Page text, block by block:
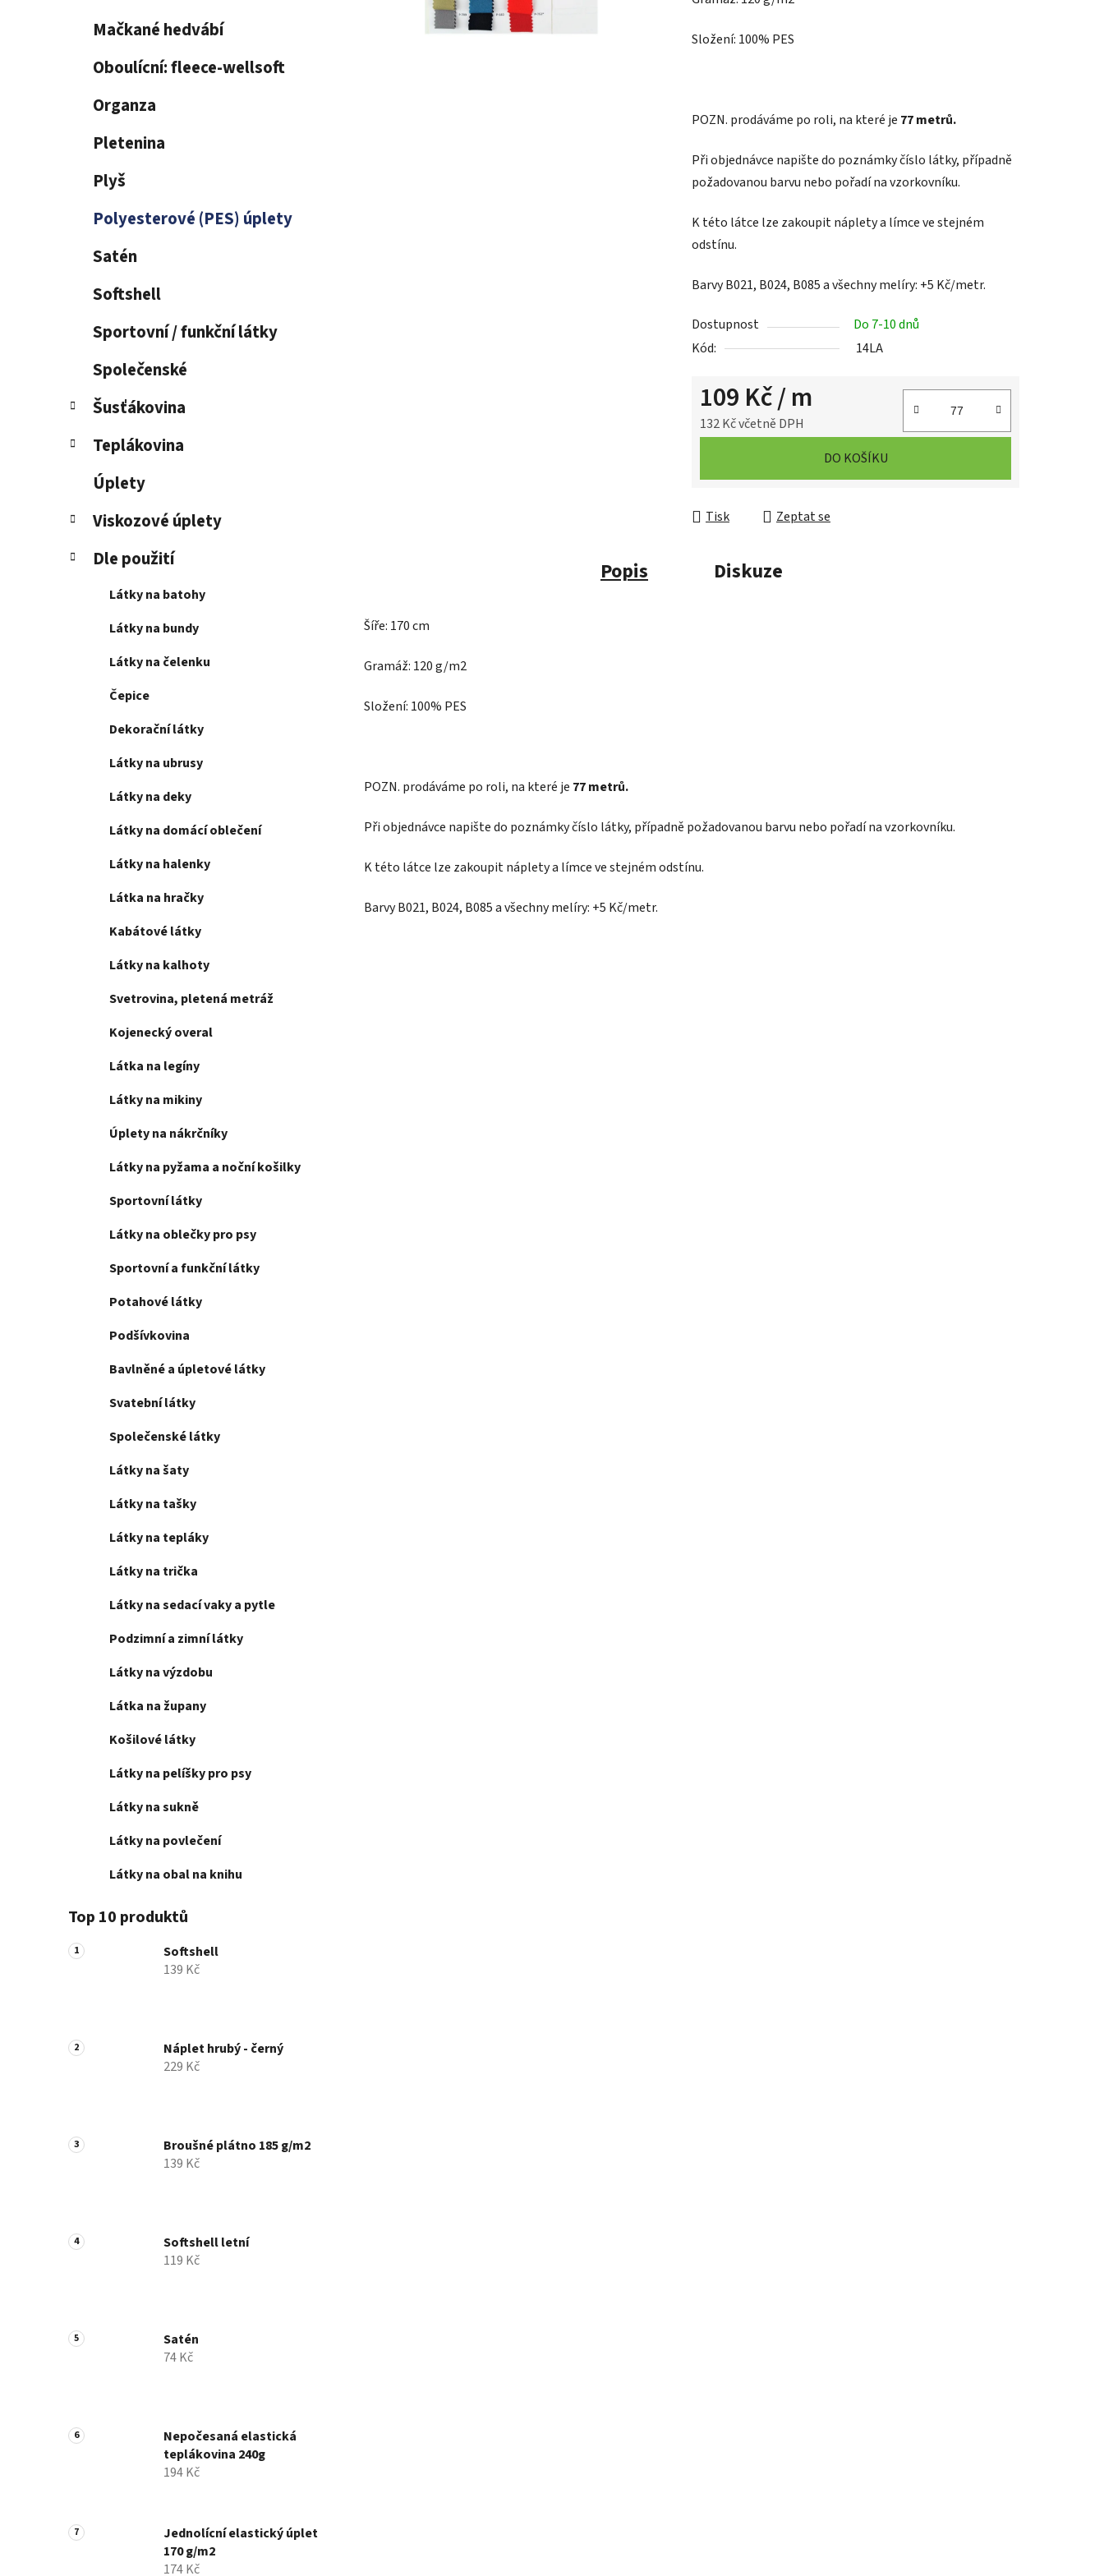
Mačkané hedvábí
Oboulícní: fleece-wellsoft
Organza
Pletenina
Plyš
Polyesterové (PES) úplety
Satén
Softshell
Sportovní / funkční látky
Společenské
Šusťákovina
Teplákovina
Úplety
Viskozové úplety
Dle použití
Látky na batohy
Látky na bundy
Látky na čelenku
Čepice
Dekorační látky
Látky na ubrusy
Látky na deky
Látky na domácí oblečení
Látky na halenky
Látka na hračky
Kabátové látky
Látky na kalhoty
Svetrovina, pletená metráž
Kojenecký overal
Látka na legíny
Látky na mikiny
Úplety na nákrčníky
Látky na pyžama a noční košilky
Sportovní látky
Látky na oblečky pro psy
Sportovní a funkční látky
Potahové látky
Podšívkovina
Bavlněné a úpletové látky
Svatební látky
Společenské látky
Látky na šaty
Látky na tašky
Látky na tepláky
Látky na trička
Látky na sedací vaky a pytle
Podzimní a zimní látky
Látky na výzdobu
Látka na župany
Košilové látky
Látky na pelíšky pro psy
Látky na sukně
Látky na povlečení
Látky na obal na knihu
Top 10 produktů
Softshell
139 Kč
Náplet hrubý - černý
229 Kč
Broušné plátno 185 g/m2
139 Kč
Softshell letní
119 Kč
Satén
74 Kč
Nepočesaná elastická
teplákovina 240g
194 Kč
Jednolícní elastický úplet
170 g/m2
174 Kč
Složení: 100% PES
POZN. prodáváme po roli, na které je 77 metrů.
Při objednávce napište do poznámky číslo látky, případně
požadovanou barvu nebo pořadí na vzorkovníku.
K této látce lze zakoupit náplety a límce ve stejném
odstínu.
Barvy B021, B024, B085 a všechny melíry: +5 Kč/metr.
Dostupnost
Do 7-10 dnů
Kód:
14LA
109 Kč/ m
132 Kč včetně DPH
DO KOŠÍKU
Tisk Zeptat se
Popis Diskuze
Šíře: 170 cm
Gramáž: 120 g/m2
Složení: 100% PES
POZN. prodáváme po roli, na které je 77 metrů.
Při objednávce napište do poznámky číslo látky, případně požadovanou barvu nebo pořadí na vzorkovníku.
K této látce lze zakoupit náplety a límce ve stejném odstínu.
Barvy B021, B024, B085 a všechny melíry: +5 Kč/metr.